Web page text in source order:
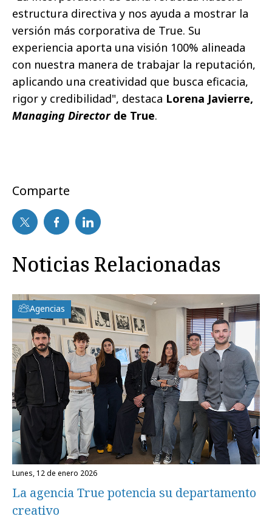
estructura directiva y nos ayuda a mostrar la
versión más corporativa de True. Su
experiencia aporta una visión 100% alineada
con nuestra manera de trabajar la reputación,
aplicando una creatividad que busca eficacia,
rigor y credibilidad", destaca Lorena Javierre,
Managing Directorde True.
Comparte
Noticias Relacionadas
Agencias
lunes, 12 de enero 2026
La agencia True potencia su departamento
creativo